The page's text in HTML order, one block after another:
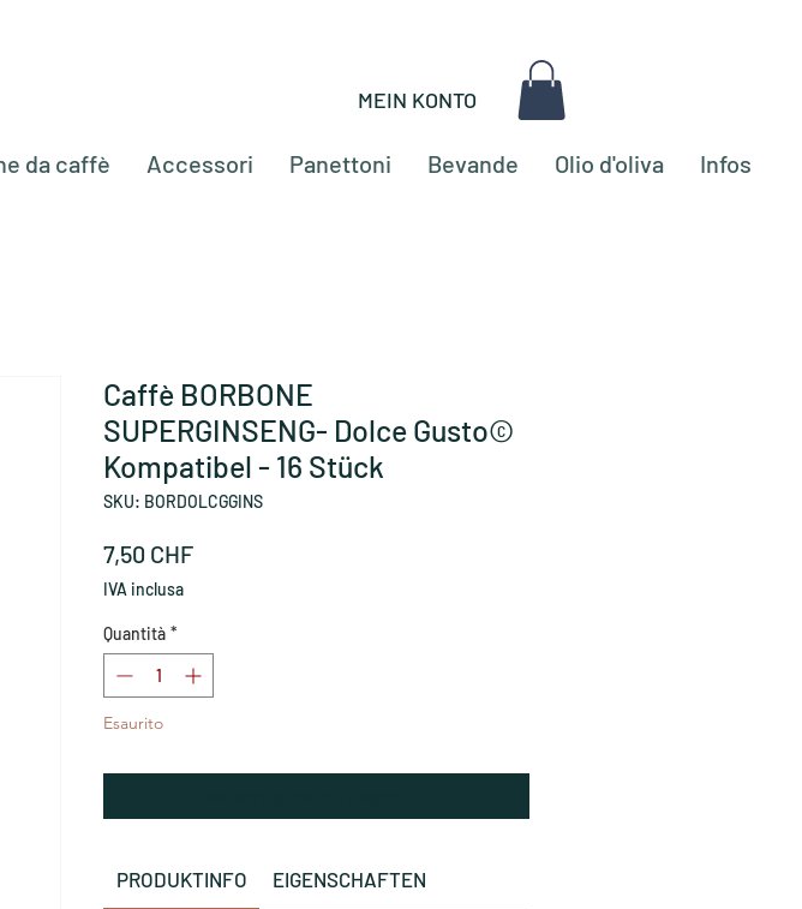
MEIN KONTO
da caffè Accessori Panettoni Bevande Olio d'oliva Infos
Caffè BORBONE
SUPERGINSENG- Dolce Gusto©
Kompatibel - 16 Stück
SKU: BORDOLCGGINS
7,50 CHFPrezzo
IVA inclusa
Quantità *
Esaurito
PRODUKTINFO EIGENSCHAFTEN